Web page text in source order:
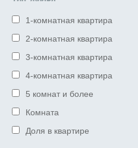
1-комнатная квартира
2-комнатная квартира
3-комнатная квартира
4-комнатная квартира
5 комнат и более
Комната
Доля в квартире